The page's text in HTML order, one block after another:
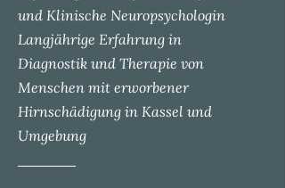
und Klinische Neuropsychologin
Langjährige Erfahrung in
Diagnostik und Therapie von
Menschen mit erworbener
Hirnschädigung in Kassel und
Umgebung